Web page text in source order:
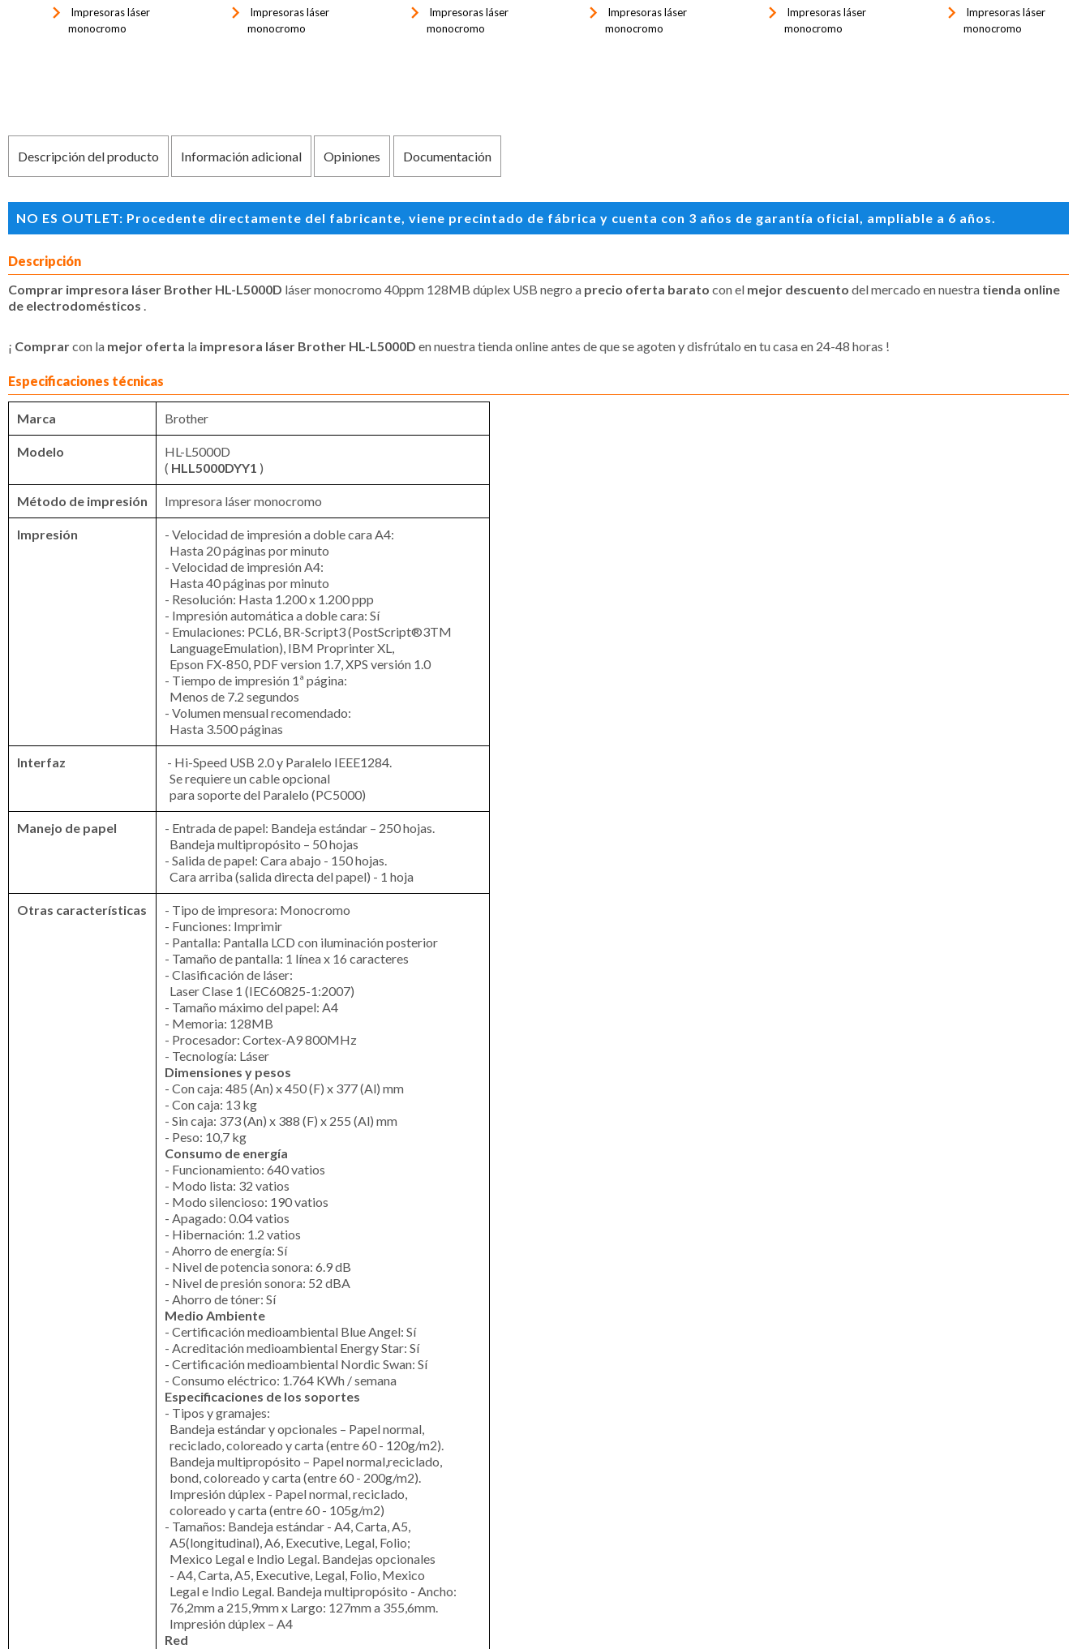
keyboard_arrow_right
Impresoras láser
monocromo
keyboard_arrow_right
Impresoras láser
monocromo
keyboard_arrow_right
Impresoras láser
monocromo
keyboard_arrow_right
Impresoras láser
monocromo
keyboard_arrow_right
Impresoras láser
monocromo
keyboard_arrow_right
Impresoras láser
monocromo
Descripción del producto Información adicional Opiniones Documentación
NO ES OUTLET: Procedente directamente del fabricante, viene precintado de fábrica y cuenta con 3 años de garantía oficial, ampliable a 6 años.
Descripción
Comprar impresora láser Brother HL-L5000D láser monocromo 40ppm 128MB dúplex USB negro a precio oferta barato con el mejor descuento del mercado en nuestra tienda online
de electrodomésticos .
¡ Comprarcon la mejor oferta la impresora láser Brother HL-L5000D en nuestra tienda online antes de que se agoten y disfrútalo en tu casa en 24-48 horas !
Especificaciones técnicas
Marca Brother
Modelo
HL-L5000D
( HLL5000DYY1 )
Método de impresión Impresora láser monocromo
Impresión
- Velocidad de impresión a doble cara A4:
Hasta 20 páginas por minuto
- Velocidad de impresión A4:
Hasta 40 páginas por minuto
- Resolución: Hasta 1.200 x 1.200 ppp
- Impresión automática a doble cara: Sí
- Emulaciones: PCL6, BR-Script3 (PostScript®3TM
LanguageEmulation), IBM Proprinter XL,
Epson FX-850, PDF version 1.7, XPS versión 1.0
- Tiempo de impresión 1ª página:
Menos de 7.2 segundos
- Volumen mensual recomendado:
Hasta 3.500 páginas
Interfaz
- Hi-Speed USB 2.0 y Paralelo IEEE1284.
Se requiere un cable opcional
para soporte del Paralelo (PC5000)
Manejo de papel
- Entrada de papel: Bandeja estándar – 250 hojas.
Bandeja multipropósito – 50 hojas
- Salida de papel: Cara abajo - 150 hojas.
Cara arriba (salida directa del papel) - 1 hoja
Otras características
- Tipo de impresora: Monocromo
- Funciones: Imprimir
- Pantalla: Pantalla LCD con iluminación posterior
- Tamaño de pantalla: 1 línea x 16 caracteres
- Clasificación de láser:
Laser Clase 1 (IEC60825-1:2007)
- Tamaño máximo del papel: A4
- Memoria: 128MB
- Procesador: Cortex-A9 800MHz
- Tecnología: Láser
Dimensiones y pesos
- Con caja: 485 (An) x 450 (F) x 377 (Al) mm
- Con caja: 13 kg
- Sin caja: 373 (An) x 388 (F) x 255 (Al) mm
- Peso: 10,7 kg
Consumo de energía
- Funcionamiento: 640 vatios
- Modo lista: 32 vatios
- Modo silencioso: 190 vatios
- Apagado: 0.04 vatios
- Hibernación: 1.2 vatios
- Ahorro de energía: Sí
- Nivel de potencia sonora: 6.9 dB
- Nivel de presión sonora: 52 dBA
- Ahorro de tóner: Sí
Medio Ambiente
- Certificación medioambiental Blue Angel: Sí
- Acreditación medioambiental Energy Star: Sí
- Certificación medioambiental Nordic Swan: Sí
- Consumo eléctrico: 1.764 KWh / semana
Especificaciones de los soportes
- Tipos y gramajes:
Bandeja estándar y opcionales – Papel normal,
reciclado, coloreado y carta (entre 60 - 120g/m2).
Bandeja multipropósito – Papel normal,reciclado,
bond, coloreado y carta (entre 60 - 200g/m2).
Impresión dúplex - Papel normal, reciclado,
coloreado y carta (entre 60 - 105g/m2)
- Tamaños: Bandeja estándar - A4, Carta, A5,
A5(longitudinal), A6, Executive, Legal, Folio;
Mexico Legal e Indio Legal. Bandejas opcionales
- A4, Carta, A5, Executive, Legal, Folio, Mexico
Legal e Indio Legal. Bandeja multipropósito - Ancho:
76,2mm a 215,9mm x Largo: 127mm a 355,6mm.
Impresión dúplex – A4
Red